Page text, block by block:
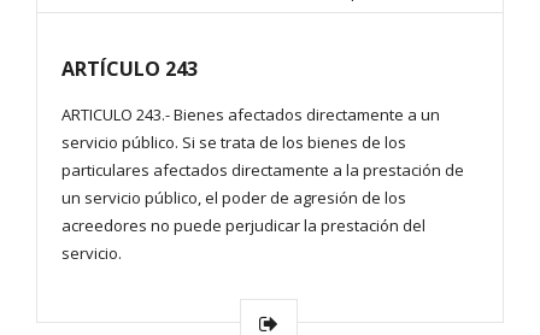
ARTÍCULO 243
ARTICULO 243.- Bienes afectados directamente a un
servicio público. Si se trata de los bienes de los
particulares afectados directamente a la prestación de
un servicio público, el poder de agresión de los
acreedores no puede perjudicar la prestación del
servicio.